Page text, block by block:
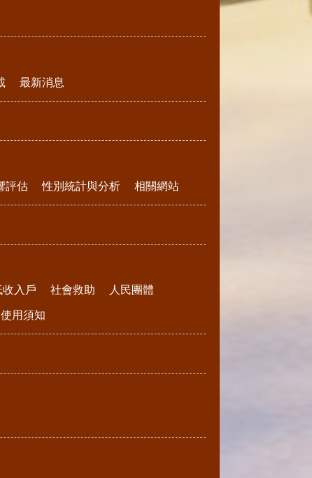
最新消息
評估 性別統計與分析 相關網站
收入戶 社會救助 人民團體
用須知